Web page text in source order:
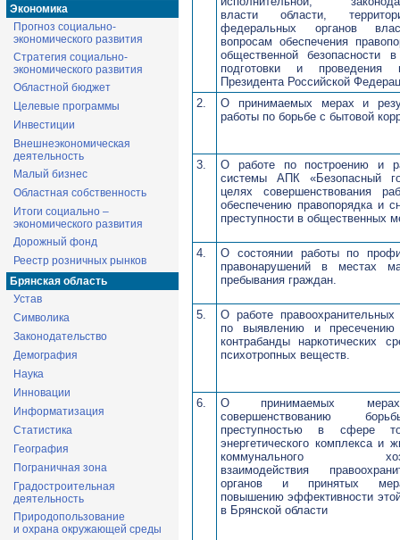
Экономика
Прогноз социально-
экономического развития
Стратегия социально-
экономического развития
Областной бюджет
Целевые программы
Инвестиции
Внешнеэкономическая
деятельность
Малый бизнес
Областная собственность
Итоги социально –
экономического развития
Дорожный фонд
Реестр розничных рынков
Брянская область
Устав
Символика
Законодательство
Демография
Наука
Инновации
Информатизация
Статистика
География
Пограничная зона
Градостроительная
деятельность
Природопользование
и охрана окружающей среды
власти области,
федеральных органов
вопросам обеспечения
общественной безопасности
подготовки и проведения
Президента Российской
2.
О принимаемых мерах и
работы по борьбе с бытовой
3.
О работе по построению и
системы АПК «Безопасный
целях совершенствования
обеспечению правопорядка и
преступности в общественных
4.
О состоянии работы по
правонарушений в местах
пребывания граждан.
5.
О работе правоохранительных
по выявлению и пресечению
контрабанды наркотических
психотропных веществ.
6.
О принимаемых
совершенствованию
преступностью в сфере
энергетического комплекса и
коммунального
взаимодействия
органов и принятых
повышению эффективности
в Брянской области